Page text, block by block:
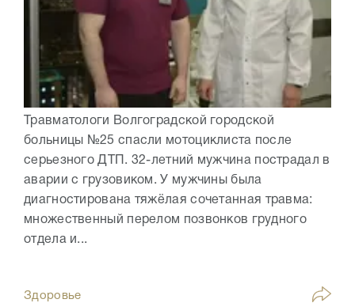
Травматологи Волгоградской городской
больницы №25 спасли мотоциклиста после
серьезного ДТП. 32-летний мужчина пострадал в
аварии с грузовиком. У мужчины была
диагностирована тяжёлая сочетанная травма:
множественный перелом позвонков грудного
отдела и...
Здоровье